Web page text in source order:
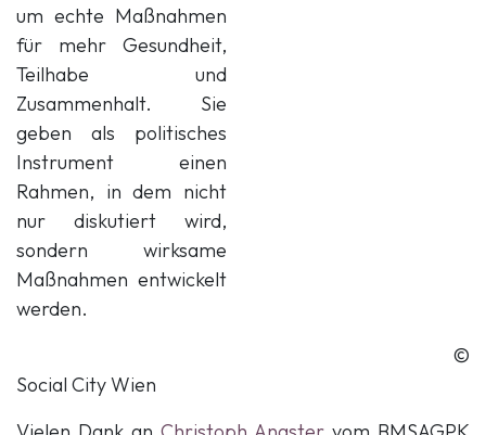
um echte Maßnahmen
für mehr Gesundheit,
Teilhabe und
Zusammenhalt. Sie
geben als politisches
Instrument einen
Rahmen, in dem nicht
nur diskutiert wird,
sondern wirksame
Maßnahmen entwickelt
werden.
©
Social City Wien